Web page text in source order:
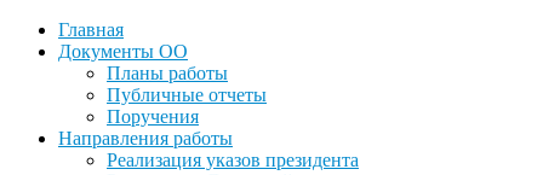
Главная
Документы ОО
Планы работы
Публичные отчеты
Поручения
Направления работы
Реализация указов президента